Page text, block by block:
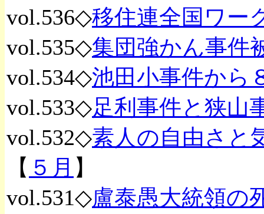
vol.536◇移住連全国ワー
vol.535◇集団強かん事件
vol.534◇池田小事件から
vol.533◇足利事件と狭山
vol.532◇素人の自由さと
【 ５月 】
vol.531◇盧泰愚大統領の